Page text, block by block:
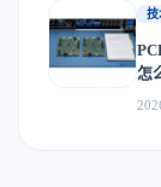
技
怎